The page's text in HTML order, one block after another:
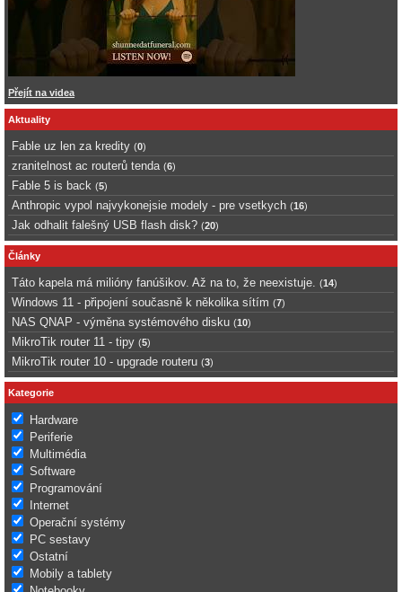
Přejít na videa
Aktuality
Fable uz len za kredity (0)
zranitelnost ac routerů tenda (6)
Fable 5 is back (5)
Anthropic vypol najvykonejsie modely - pre vsetkych (16)
Jak odhalit falešný USB flash disk? (20)
Články
Táto kapela má milióny fanúšikov. Až na to, že neexistuje. (14)
Windows 11 - připojení současně k několika sítím (7)
NAS QNAP - výměna systémového disku (10)
MikroTik router 11 - tipy (5)
MikroTik router 10 - upgrade routeru (3)
Kategorie
Hardware
Periferie
Multimédia
Software
Programování
Internet
Operační systémy
PC sestavy
Ostatní
Mobily a tablety